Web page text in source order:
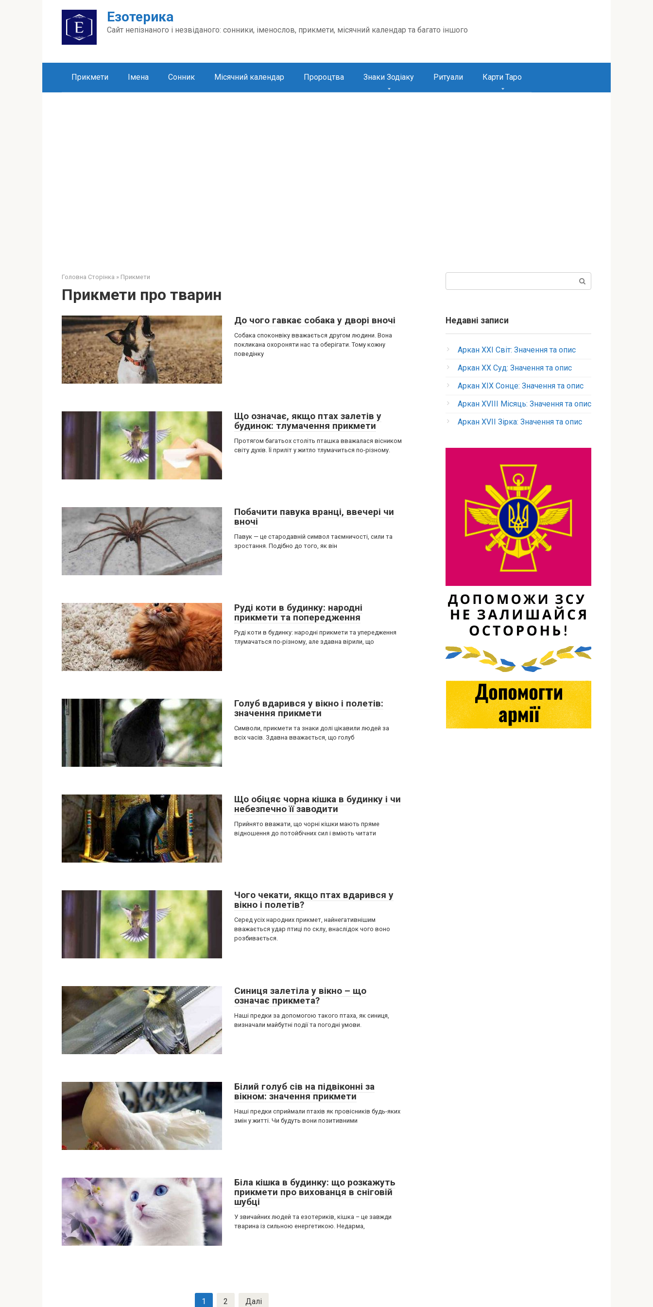
Езотерика
Сайт непізнаного і незвіданого: сонники, іменослов, прикмети, місячний календар та багато іншого
Прикмети Імена Сонник Місячний календар Пророцтва Знаки Зодіаку Ритуали Карти Таро
Головна Сторінка » Прикмети
Прикмети про тварин
До чого гавкає собака у дворі вночі
Собака споконвіку вважається другом людини. Вона
покликана охороняти нас та оберігати. Тому кожну
поведінку
Що означає, якщо птах залетів у
будинок: тлумачення прикмети
Протягом багатьох століть пташка вважалася вісником
світу духів. Її приліт у житло тлумачиться по-різному.
Побачити павука вранці, ввечері чи
вночі
Павук — це стародавній символ таємничості, сили та
зростання. Подібно до того, як він
Руді коти в будинку: народні
прикмети та попередження
Руді коти в будинку: народні прикмети та упередження
тлумачаться по-різному, але здавна вірили, що
Голуб вдарився у вікно і полетів:
значення прикмети
Символи, прикмети та знаки долі цікавили людей за
всіх часів. Здавна вважається, що голуб
Що обіцяє чорна кішка в будинку і чи
небезпечно її заводити
Прийнято вважати, що чорні кішки мають пряме
відношення до потойбічних сил і вміють читати
Чого чекати, якщо птах вдарився у
вікно і полетів?
Серед усіх народних прикмет, найнегативнішим
вважається удар птиці по склу, внаслідок чого воно
розбивається.
Синиця залетіла у вікно – що
означає прикмета?
Наші предки за допомогою такого птаха, як синиця,
визначали майбутні події та погодні умови.
Білий голуб сів на підвіконні за
вікном: значення прикмети
Наші предки сприймали птахів як провісників будь-яких
змін у житті. Чи будуть вони позитивними
Біла кішка в будинку: що розкажуть
прикмети про вихованця в сніговій
шубці
У звичайних людей та езотериків, кішка – це завжди
тварина із сильною енергетикою. Недарма,
1 2 Далі
Недавні записи
Аркан XXI Світ: Значення та опис
Аркан XX Суд: Значення та опис
Аркан XIX Сонце: Значення та опис
Аркан XVIII Місяць: Значення та опис
Аркан XVII Зірка: Значення та опис